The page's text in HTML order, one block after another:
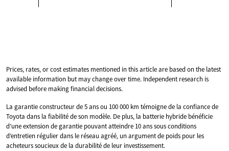
Prices, rates, or cost estimates mentioned in this article are based on the latest
available information but may change over time. Independent research is
advised before making financial decisions.
La garantie constructeur de 5 ans ou 100 000 km témoigne de la confiance de
Toyota dans la fiabilité de son modèle. De plus, la batterie hybride bénéficie
d’une extension de garantie pouvant atteindre 10 ans sous conditions
d’entretien régulier dans le réseau agréé, un argument de poids pour les
acheteurs soucieux de la durabilité de leur investissement.